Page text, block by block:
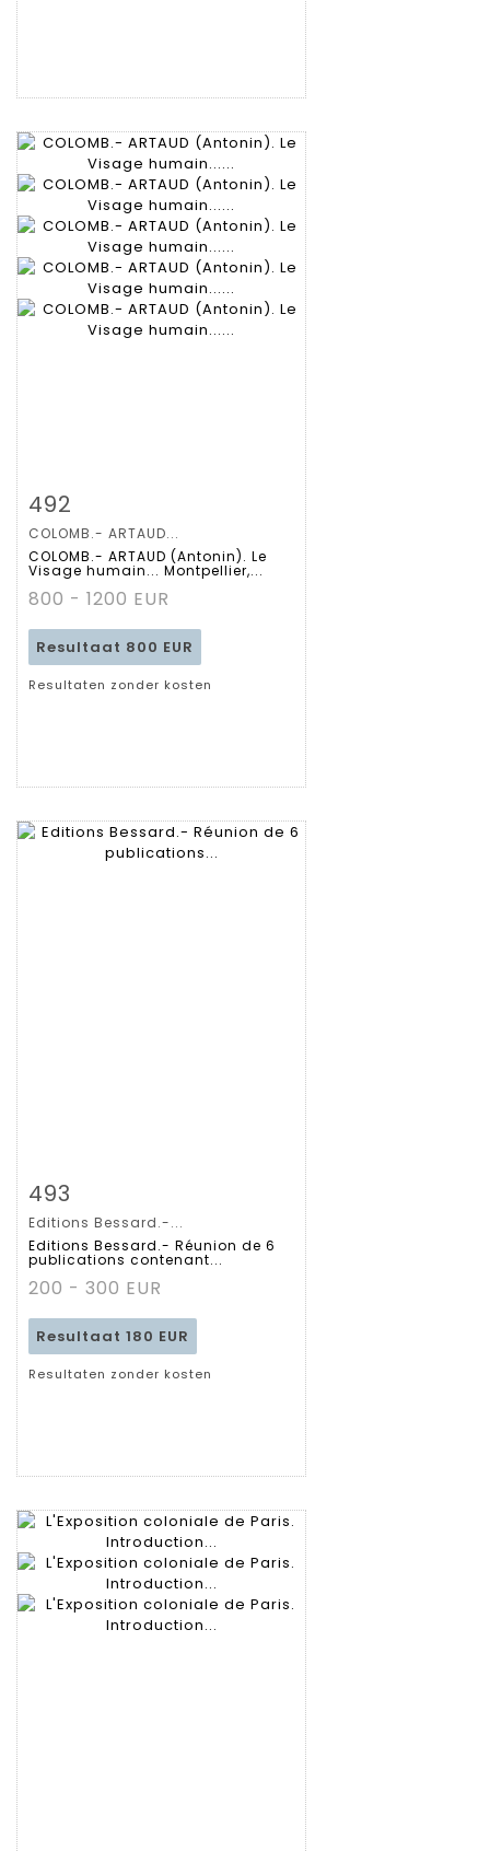
Gedetailleerde
fiche
492
COLOMB.- ARTAUD...
COLOMB.- ARTAUD (Antonin). Le
Visage humain... Montpellier,...
800 - 1200 EUR
Resultaat 800 EUR
Resultaten zonder kosten
Gedetailleerde
fiche
493
Editions Bessard.-...
Editions Bessard.- Réunion de 6
publications contenant...
200 - 300 EUR
Resultaat 180 EUR
Resultaten zonder kosten